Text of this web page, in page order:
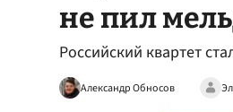
не пил
Российский квартет
Александр Обносов